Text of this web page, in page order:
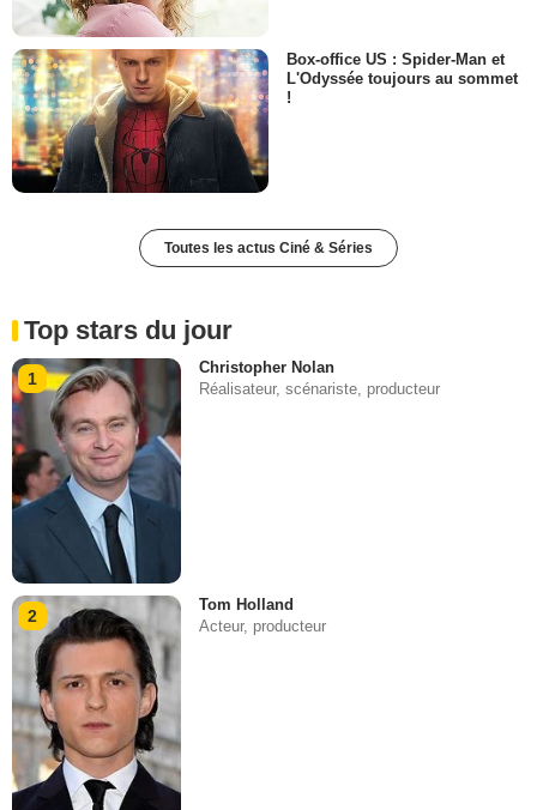
Box-office US : Spider-Man et
L'Odyssée toujours au sommet
!
Toutes les actus Ciné & Séries
Top stars du jour
1
Christopher Nolan
Réalisateur, scénariste, producteur
2
Tom Holland
Acteur, producteur